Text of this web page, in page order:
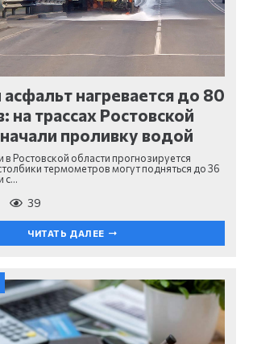
нагревается до 80
на трассах Ростовской
проливку водой
Ростовской области прогнозируется
термометров могут подняться до 36
с…
39
ЧИТАТЬ ДАЛЕЕ